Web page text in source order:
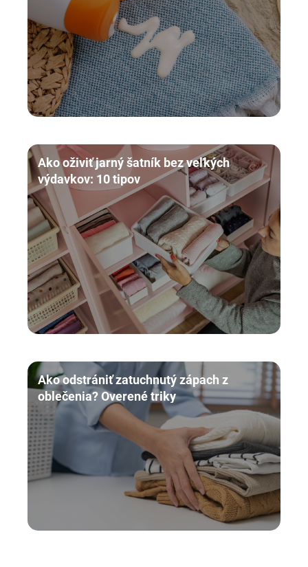
Ako oživiť jarný šatník bez veľkých
výdavkov: 10 tipov
Ako odstrániť zatuchnutý zápach z
oblečenia? Overené triky